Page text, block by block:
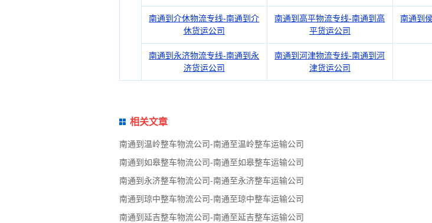
南通到介休物流专线-南通到介
休货运公司
南通到高平物流专线-南通到高
平货运公司
南通到
南通到永济物流专线-南通到永
济货运公司
南通到河津物流专线-南通到河
津货运公司
相关文章
南通到温岭整车物流公司-南通至温岭整车运输公司
南通到如皋整车物流公司-南通至如皋整车运输公司
南通到永济整车物流公司-南通至永济整车运输公司
南通到琼中整车物流公司-南通至琼中整车运输公司
南通到延吉整车物流公司-南通至延吉整车运输公司